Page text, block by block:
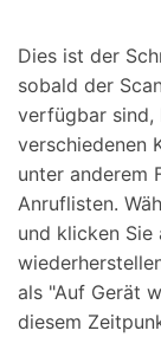
Dies ist der
sobald der
verfügbar sind,
verschiedenen
unter anderem
Anruflisten.
und klicken
als "Auf Gerät
diesem